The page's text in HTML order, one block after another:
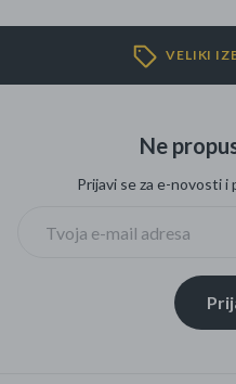
VELIKI
Ne
Prijavi se za e-novosti i